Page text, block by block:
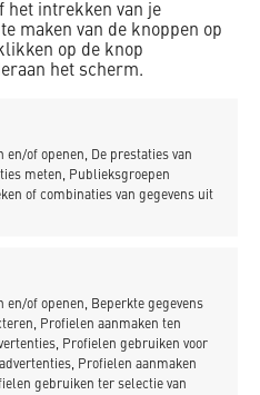
het intrekken van je
maken van de knoppen op
op de knop
het scherm.
en/of openen, De prestaties van
meten, Publieksgroepen
of combinaties van gegevens uit
en/of openen, Beperkte gegevens
Profielen aanmaken ten
Profielen gebruiken voor
Profielen aanmaken
gebruiken ter selectie van
Bergen B.V., inmiddels
aandacht voor de
en vakmanschap stonden
stilstaan bij deze mijlpalen!